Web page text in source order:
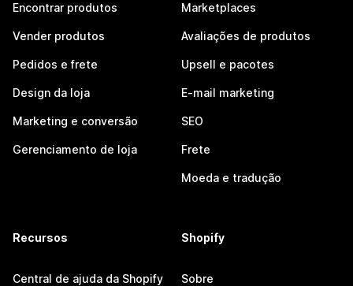
Encontrar produtos
Vender produtos
Pedidos e frete
Design da loja
Marketing e conversão
Gerenciamento de loja
Marketplaces
Avaliações de produtos
Upsell e pacotes
E-mail marketing
SEO
Frete
Moeda e tradução
Recursos
Central de ajuda da Shopify
Shopify
Sobre